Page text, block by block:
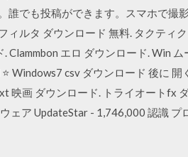
誰でも投稿ができます。スマホで撮
ルタ ダウンロード 無料. タクティ
Clammbon エロ ダウンロード. Win
Windows7 csv ダウンロード 後に
映画 ダウンロード. トライオートfx
ェア UpdateStar - 1,746,000 認識